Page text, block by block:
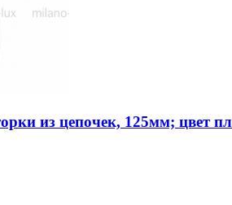
из цепочек, 125мм; цвет